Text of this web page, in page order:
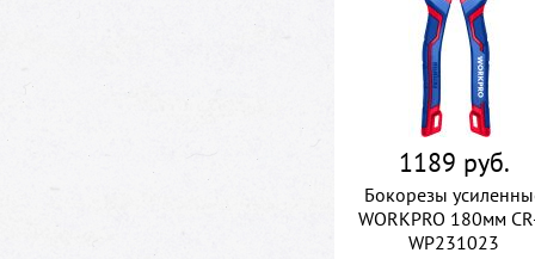
1189 руб.
Бокорезы
WORKPRO 180мм
WP231023